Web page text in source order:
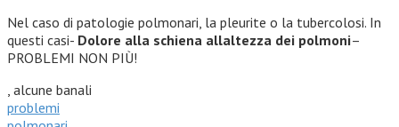
Nel caso di patologie polmonari, la pleurite o la tubercolosi. In
questi casi- Dolore alla schiena allaltezza dei polmoni–
PROBLEMI NON PIÙ!
, alcune banali
problemi